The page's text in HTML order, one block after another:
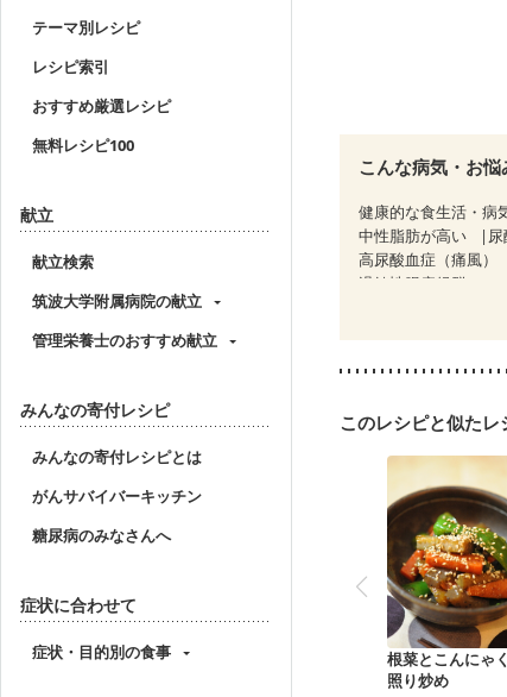
テーマ別レシピ
レシピ索引
おすすめ厳選レシピ
無料レシピ100
献立
献立検索
筑波大学附属病院の献立
管理栄養士のおすすめ献立
みんなの寄付レシピ
みんなの寄付レシピとは
がんサバイバーキッチン
糖尿病のみなさんへ
症状に合わせて
症状・目的別の食事
こんな病気・お
健康的な食生活・病
中性脂肪が高い
高尿酸血症（痛風）
過敏性腸症候群（IBS
このレシピと似たレ
根菜とこんにゃ
照り炒め